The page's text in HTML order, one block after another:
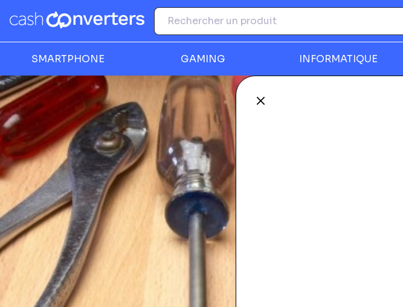
SMARTPHONE GAMING INFORMATIQUE
Fermer